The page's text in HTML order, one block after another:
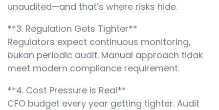
unaudited—and that’s where risks hide.
**3. Regulation Gets Tighter**
Regulators expect continuous monitoring,
bukan periodic audit. Manual approach tidak
meet modern compliance requirement.
**4. Cost Pressure is Real**
CFO budget every year getting tighter. Audit